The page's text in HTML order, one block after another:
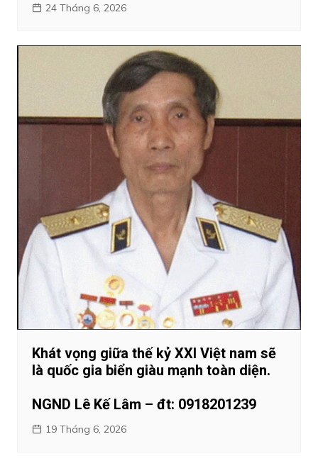
24 Tháng 6, 2026
Khát vọng giữa thế kỷ XXI Việt nam sẽ
là quốc gia biển giàu mạnh toàn diện.
NGND Lê Kế Lâm – đt: 0918201239
19 Tháng 6, 2026